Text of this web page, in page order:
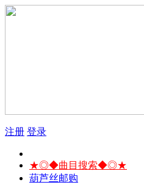
注册 登录
★◎◆曲目搜索◆◎★
葫芦丝邮购